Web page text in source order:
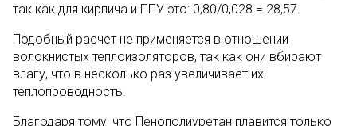
так как для кирпича и ППУ это: 0,80/0,028 = 28,57.
Подобный расчет не применяется в отношении
волокнистых теплоизоляторов, так как они вбирают
влагу, что в несколько раз увеличивает их
теплопроводность.
Благодаря тому, что Пенополиуретан плавится только